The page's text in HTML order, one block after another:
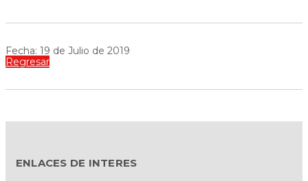
Fecha: 19 de Julio de 2019
Regresar
ENLACES DE INTERES